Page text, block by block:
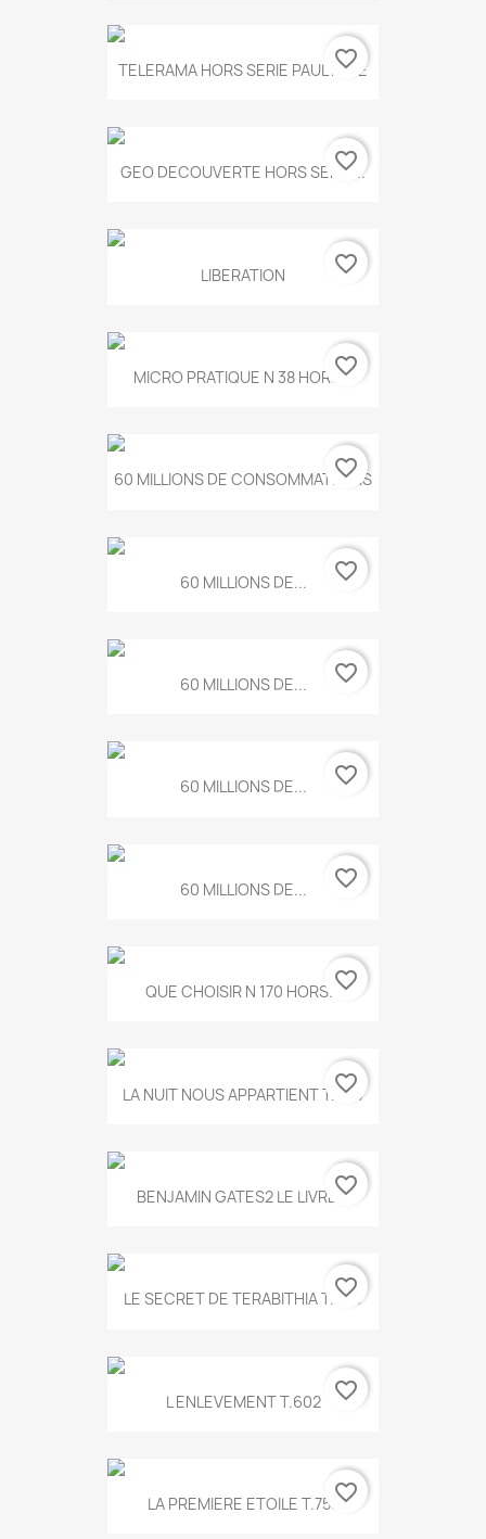
TELERAMA HORS SERIE PAUL KLEE
favorite_border
GEO DECOUVERTE HORS SERIE...
favorite_border
LIBERATION favorite_border
MICRO PRATIQUE N 38 HORS...
favorite_border
60 MILLIONS DE CONSOMMATEURS
favorite_border
60 MILLIONS DE... favorite_border
60 MILLIONS DE... favorite_border
60 MILLIONS DE... favorite_border
60 MILLIONS DE... favorite_border
QUE CHOISIR N 170 HORS...favorite_border
LA NUIT NOUS APPARTIENT T.634
favorite_border
BENJAMIN GATES2 LE LIVRE...
favorite_border
LE SECRET DE TERABITHIA T.560
favorite_border
L ENLEVEMENT T.602 favorite_border
LA PREMIERE ETOILE T.755favorite_border